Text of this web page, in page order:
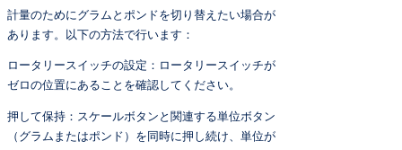
計量のためにグラムとポンドを切り替えたい場合が
あります。以下の方法で行います：
ロータリースイッチの設定：ロータリースイッチが
ゼロの位置にあることを確認してください。
押して保持：スケールボタンと関連する単位ボタン
（グラムまたはポンド）を同時に押し続け、単位が